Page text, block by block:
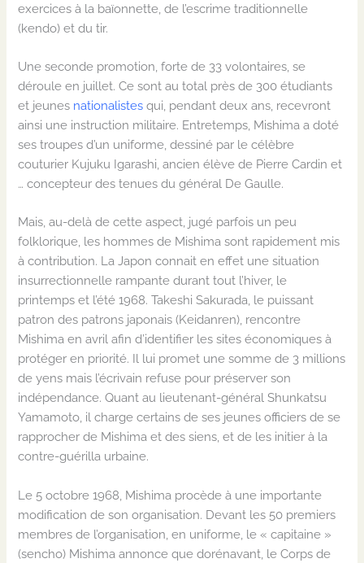
exercices à la baïonnette, de l’escrime traditionnelle
(kendo) et du tir.
Une seconde promotion, forte de 33 volontaires se
déroule en juillet.Ce sont au total près de 300 étudiants
et jeunes nationalistes qui pendant deux ans recevront
ainsi une instruction militaire. Entretemps, Mishima a doté
ses troupes d’un uniforme, dessiné par le célèbre
couturier Kujuku Igarashi , ancien élève de Pierre Cardin et
… concepteur destenues du général De Gaulle.
Mais, au-delà de cette aspect jugé parfois un peu
folklorique, les hommes de Mishima sont rapidement mis
à contribution. La Japonconnait en effet une situation
insurrectionnelle rampante durant tout l’hiver, le
printemps et l’été 1968.TakeshiSakurada , le puissant
patron des patrons japonais (Keidanren), rencontre
Mishima en avril afin d’identifier les sites économiques à
protéger en priorité. Il lui promet une somme de 3 millions
de yens mais l’écrivain refuse pour préserver son
indépendance. Quant au lieutenant-généralShunkatsu
Yamamoto, il charge certains de ses jeunes officiers de se
rapprocher de Mishima et des siens, et de les initier à la
contre-guérilla urbaine.
Le 5 octobre 1968, Mishima procède à une importante
modification de son organisation. Devant les 50 premiers
membres de l’organisation, en uniforme, le « capitaine »
(sencho) Mishima annonce que dorénavant, le Corps de